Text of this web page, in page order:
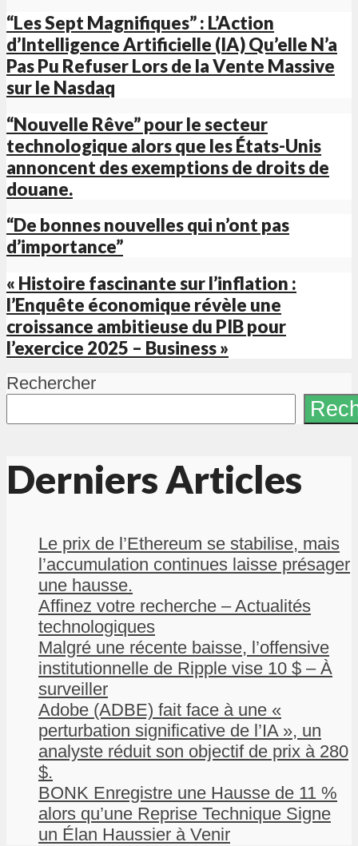
“Les Sept Magnifiques” : L’Action
d’Intelligence Artificielle (IA) Qu’elle N’a
Pas Pu Refuser Lors de la Vente Massive
sur le Nasdaq
“Nouvelle Rêve” pour le secteur
technologique alors que les États-Unis
annoncent des exemptions de droits de
douane.
“De bonnes nouvelles qui n’ont pas
d’importance”
« Histoire fascinante sur l’inflation :
l’Enquête économique révèle une
croissance ambitieuse du PIB pour
l’exercice 2025 – Business »
Rechercher
Derniers Articles
Le prix de l’Ethereum se stabilise, mais
l’accumulation continues laisse présager
une hausse.
Affinez votre recherche – Actualités
technologiques
Malgré une récente baisse, l’offensive
institutionnelle de Ripple vise 10 $ – À
surveiller
Adobe (ADBE) fait face à une «
perturbation significative de l’IA », un
analyste réduit son objectif de prix à 280
$.
BONK Enregistre une Hausse de 11 %
alors qu’une Reprise Technique Signe
un Élan Haussier à Venir